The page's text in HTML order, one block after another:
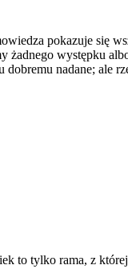
pokazuje się
występku
nadane;
to tylko rama, z